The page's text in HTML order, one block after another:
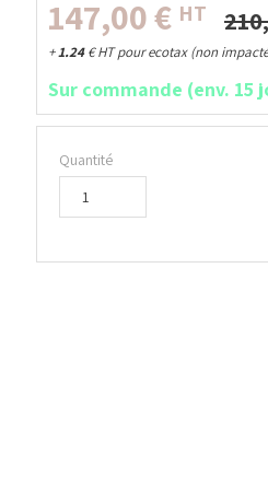
147,00€ HT
+1.24€HT pour ecotax (non
Sur commande (env. 15
Quantité